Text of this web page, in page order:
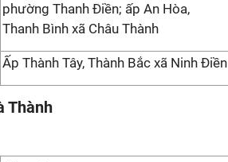
phường Thanh Điền; ấp An Hòa,
Thanh Bình xã Châu Thành
Ấp Thành Tây, Thành Bắc xã Ninh Điền
Thành